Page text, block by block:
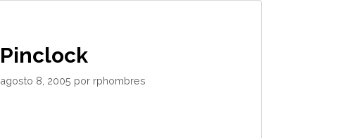
Pinclock
agosto 8, 2005 por rphombres